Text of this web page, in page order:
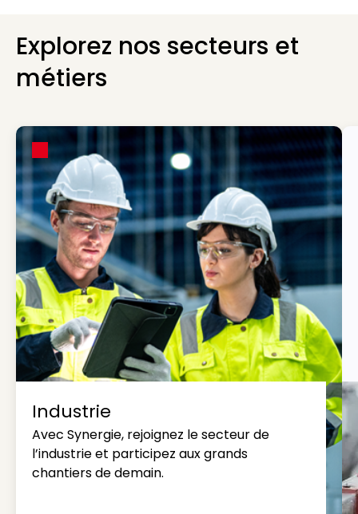
Explorez nos secteurs et
métiers
Industrie
Avec Synergie, rejoignez le secteur de
l’industrie et participez aux grands
chantiers de demain.